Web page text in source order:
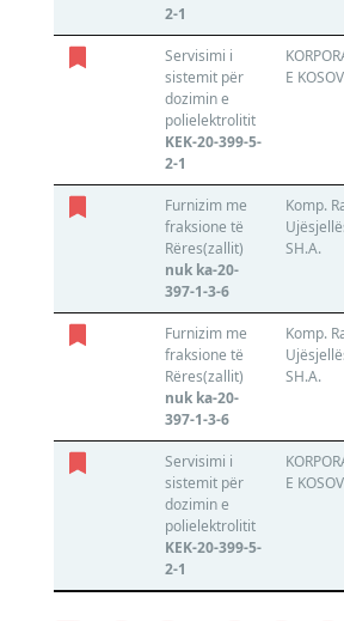
2-1
Servisimi i
sistemit për
dozimin e
polielektrolitit
KEK-20-399-5-
2-1
E
Furnizim me
fraksione të
Rëres(zallit)
nuk ka-20-
397-1-3-6
Komp.
SH.A.
Furnizim me
fraksione të
Rëres(zallit)
nuk ka-20-
397-1-3-6
Komp.
SH.A.
Servisimi i
sistemit për
dozimin e
polielektrolitit
KEK-20-399-5-
2-1
E